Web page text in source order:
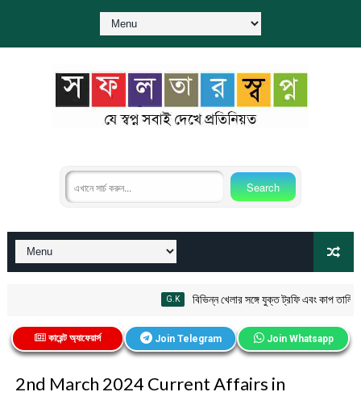
বিভিন্ন খেলার সঙ্গে যুক্ত ট্রফি এবং কাপ তালিকা
কারেন্ট অ্যাফেয়ার্স Join Telegram Join Whatsapp
2nd March 2024 Current Affairs in